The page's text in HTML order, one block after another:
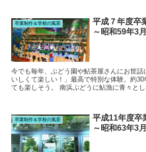
卒業制作＆学校の風景
平成７年度卒
～昭和59年3
今でも毎年、ぶどう園や鮎茶屋さんにお世
いしくて楽しい！」最高で特別な体験。約
ても楽しそう。 南浜ぶどうに鮎漁に青々とした豊かな田んぼに、デ
卒業制作＆学校の風景
平成11年度卒
～昭和63年3